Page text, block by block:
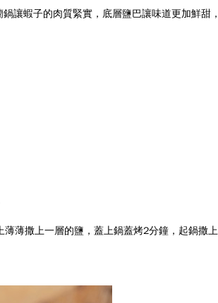
讓蝦子的肉質緊實，底層鹽巴讓味道更加鮮甜
薄撒上一層的鹽，蓋上鍋蓋烤2分鐘，起鍋撒上